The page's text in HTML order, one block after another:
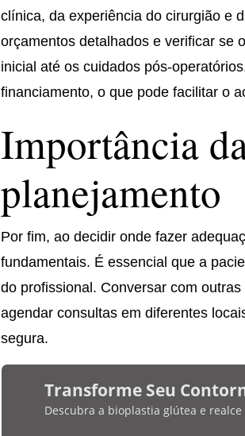
clínica, da experiência do cirurgião e
orçamentos detalhados e verificar se
inicial até os cuidados pós-
financiamento, o que pode facilitar o
Importância
planejamento
Por fim, ao decidir onde fazer
fundamentais. É essencial que a
do profissional. Conversar com
agendar consultas em diferentes
segura.
Transforme Seu
Descubra a bioplastia glútea e